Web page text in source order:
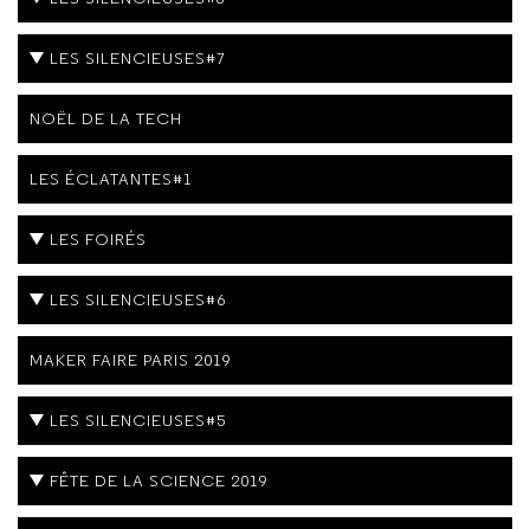
LES SILENCIEUSES#7
NOËL DE LA TECH
LES ÉCLATANTES#1
LES FOIRÉS
LES SILENCIEUSES#6
MAKER FAIRE PARIS 2019
LES SILENCIEUSES#5
FÊTE DE LA SCIENCE 2019